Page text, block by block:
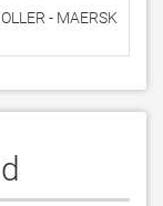
- MAERSK